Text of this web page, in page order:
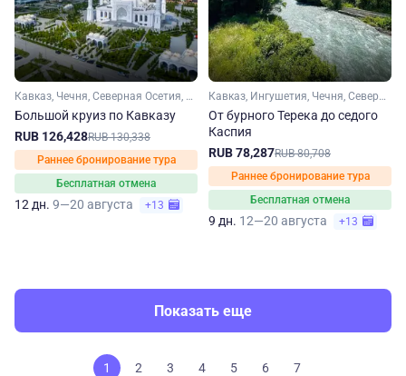
Кавказ, Чечня, Северная Осетия, Кабардино-Балкария, Ингушетия, Дагестан
Большой круиз по Кавказу
RUB 126,428RUB 130,338
Раннее бронирование тура
Бесплатная отмена
12 дн. 9—20 августа +13
Кавказ, Ингушетия, Чечня, Северная Осетия, Дагестан
От бурного Терека до седого
Каспия
RUB 78,287RUB 80,708
Раннее бронирование тура
Бесплатная отмена
9 дн. 12—20 августа +13
Показать еще
1 2 3 4 5 6 7